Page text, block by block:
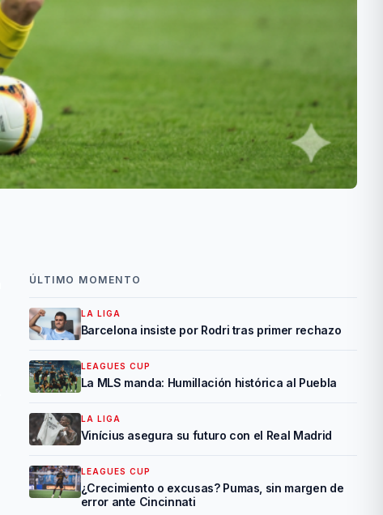
ÚLTIMO MOMENTO
LA LIGA
Barcelona insiste por Rodri tras primer rechazo
LEAGUES CUP
La MLS manda: Humillación histórica al Puebla
LA LIGA
Vinícius asegura su futuro con el Real Madrid
LEAGUES CUP
¿Crecimiento o excusas? Pumas, sin margen de
error ante Cincinnati